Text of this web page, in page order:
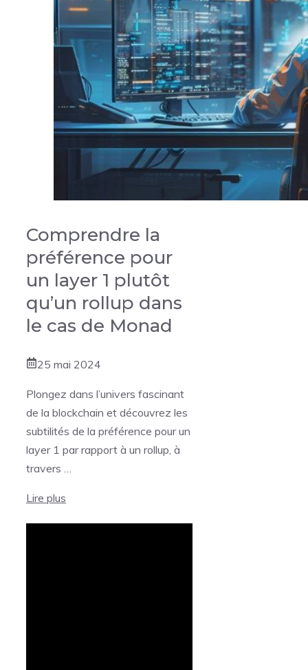
Comprendre la
préférence pour
un layer 1 plutôt
qu’un rollup dans
le cas de Monad
25 mai 2024
Plongez dans l’univers fascinant
de la blockchain et découvrez les
subtilités de la préférence pour un
layer 1 par rapport à un rollup, à
travers …
Lire plus